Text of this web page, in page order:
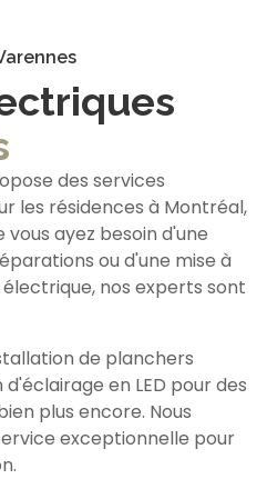
des services
les résidences à Montréal,
vous ayez besoin d'une
ou d'une mise à
nos experts sont
de planchers
en LED pour des
plus encore. Nous
exceptionnelle pour